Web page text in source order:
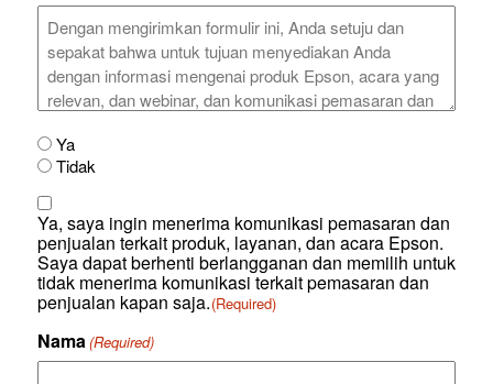
Dengan
mengirimkan
formulir
ini,
Anda
setuju
dan
sepakat
bahwa
untuk
tujuan
menyediakan
Anda
dengan
informasi
mengenai
produk
Epson,
acara
PDPA
(Required)
Ya
Tidak
Consent
(Required)
Ya, saya ingin menerima komunikasi pemasaran dan
penjualan terkait produk, layanan, dan acara Epson.
Saya dapat berhenti berlangganan dan memilih untuk
tidak menerima komunikasi terkait pemasaran dan
penjualan kapan saja.(Required)
Nama(Required)